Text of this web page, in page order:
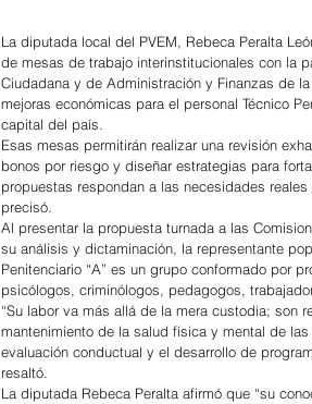
La diputada local del PVEM, Rebeca Peralta
de mesas de trabajo interinstitucionales con la
Ciudadana y de Administración y Finanzas de
mejoras económicas para el personal Técnico
capital del país.
Esas mesas permitirán realizar una revisión
bonos por riesgo y diseñar estrategias para
propuestas respondan a las necesidades
precisó.
Al presentar la propuesta turnada a las
su análisis y dictaminación, la representante
Penitenciario “A” es un grupo conformado por
psicólogos, criminólogos, pedagogos,
“Su labor va más allá de la mera custodia; son
mantenimiento de la salud física y mental de
evaluación conductual y el desarrollo de
resaltó.
La diputada Rebeca Peralta afirmó que “su